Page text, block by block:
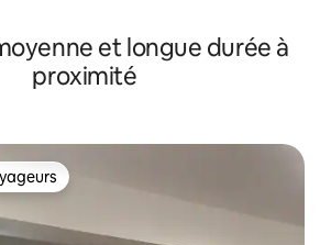
et longue durée à
proximité